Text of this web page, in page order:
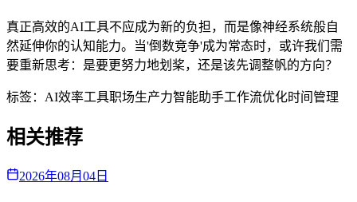
真正高效的AI工具不应成为新的负担，而是像神经系统般自
然延伸你的认知能力。当'倒数竞争'成为常态时，或许我们需
要重新思考：是要更努力地划桨，还是该先调整帆的方向？
标签： AI效率工具职场生产力智能助手工作流优化时间管理
相关推荐
2026年08月04日